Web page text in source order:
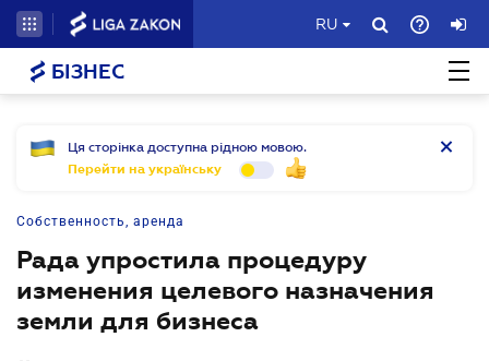
RU
БІЗНЕС
Ця сторінка доступна рідною мовою.
Перейти на українську
Собственность, аренда
Рада упростила процедуру
изменения целевого назначения
земли для бизнеса